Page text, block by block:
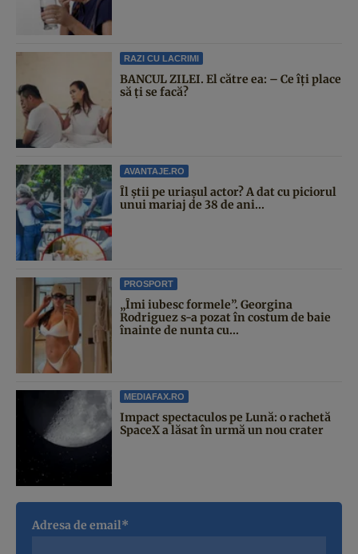
RAZI CU LACRIMI
BANCUL ZILEI. El către ea: – Ce îți place
să ți se facă?
AVANTAJE.RO
Îl știi pe uriașul actor? A dat cu piciorul
unui mariaj de 38 de ani...
PROSPORT
„Îmi iubesc formele”. Georgina
Rodriguez s-a pozat în costum de baie
înainte de nunta cu...
MEDIAFAX.RO
Impact spectaculos pe Lună: o rachetă
SpaceX a lăsat în urmă un nou crater
Adresa de email*